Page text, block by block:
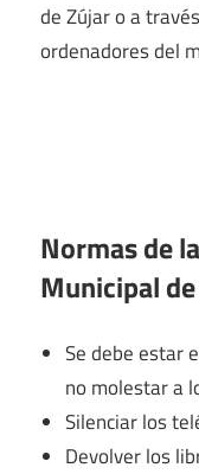
de Zújar o a
ordenadores del
Normas de
Municipal
Se debe estar
no molestar a
Silenciar los
Devolver los